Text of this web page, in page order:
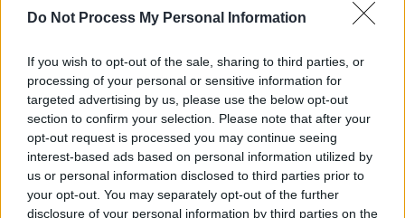
Do Not Process My Personal Information
If you wish to opt-out of the sale, sharing to third parties, or
processing of your personal or sensitive information for
targeted advertising by us, please use the below opt-out
section to confirm your selection. Please note that after your
opt-out request is processed you may continue seeing
interest-based ads based on personal information utilized by
us or personal information disclosed to third parties prior to
your opt-out. You may separately opt-out of the further
disclosure of your personal information by third parties on the
PNȚMM
SENS
SOS (Șoșoacă)
POT (Gavrilă)
PACE (Peia)
Acțiunea Conservatoare (Târziu)
PDF (Lazarus)